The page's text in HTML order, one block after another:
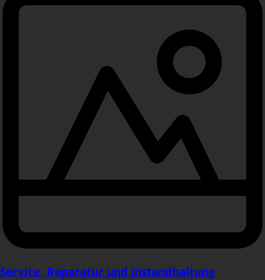
Service, Reparatur und Instandhaltung